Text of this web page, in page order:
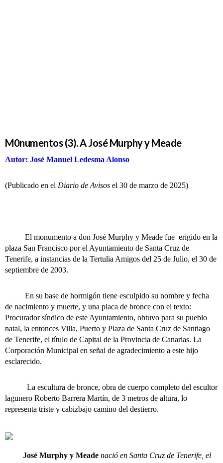
M0numentos (3). A José Murphy y Meade
Autor: José Manuel Ledesma Alonso
(Publicado en el Diario de Avisos el 30 de marzo de 2025)
El monumento a don José Murphy y Meade fue erigido en la
plaza San Francisco por el Ayuntamiento de Santa Cruz de
Tenerife, a instancias de la Tertulia Amigos del 25 de Julio, el 30 de
septiembre de 2003.
En su base de hormigón tiene esculpido su nombre y fecha
de nacimiento y muerte, y una placa de bronce con el texto:
Procurador síndico de este Ayuntamiento, obtuvo para su pueblo
natal, la entonces Villa, Puerto y Plaza de Santa Cruz de Santiago
de Tenerife, el título de Capital de la Provincia de Canarias. La
Corporación Municipal en señal de agradecimiento a este hijo
esclarecido.
La escultura de bronce, obra de cuerpo completo del escultor
lagunero Roberto Barrera Martín, de 3 metros de altura, lo
representa triste y cabizbajo camino del destierro.
José Murphy y Meade nació en Santa Cruz de Tenerife, el